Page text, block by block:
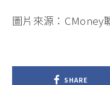
圖片來源：CMoney
SHARE